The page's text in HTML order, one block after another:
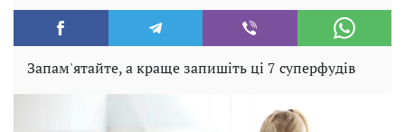
Запам'ятайте, а краще запишіть ці 7 суперфудів